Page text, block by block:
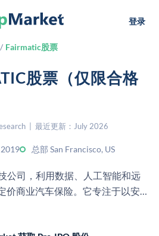
登录
/ Fairmatic股票
股票（仅限合格
| 最近更新：July 2026
总部 San Francisco, US
公司，利用数据、人工智能和远
价商业汽车保险。它专注于以安全
营商降低成本。该公司成立于